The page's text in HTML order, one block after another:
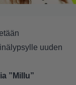
uuden
”Millu”